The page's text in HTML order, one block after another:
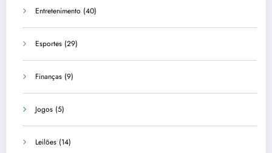
Entretenimento (40)
Esportes (29)
Finanças (9)
Jogos (5)
Leilões (14)